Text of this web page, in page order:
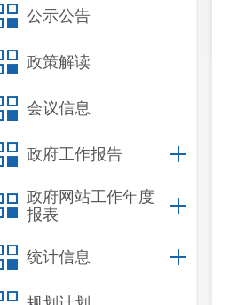
公示公告
政策解读
会议信息
政府工作报告
政府网站工作年度
报表
统计信息